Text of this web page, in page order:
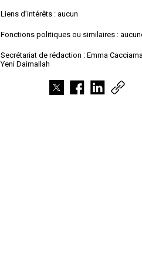
Liens d’intérêts : aucun
Fonctions politiques ou similaires :
Secrétariat de rédaction : Emma
Yeni Daimallah